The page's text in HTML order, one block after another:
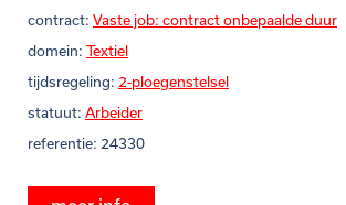
contract: Vaste job: contract onbepaalde duur
domein: Textiel
tijdsregeling: 2-ploegenstelsel
statuut: Arbeider
referentie: 24330